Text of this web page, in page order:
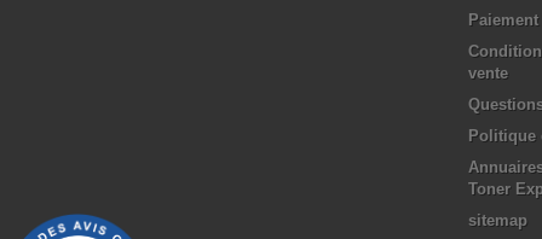
vente
Politique
Toner
sitemap